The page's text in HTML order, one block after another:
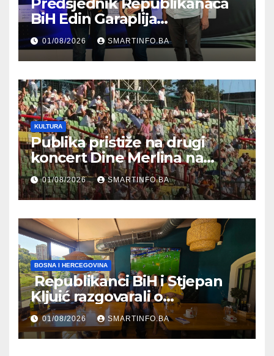
Predsjednik Republikanaca
BiH Edin Garaplija
prisustvovao prezentaciji
Federalnog sajma
zapošljavanja
01/08/2026 SMARTINFO.BA
KULTURA
Publika pristiže na drugi
koncert Dine Merlina na
Koševu
01/08/2026 SMARTINFO.BA
BOSNA I HERCEGOVINA
Republikanci BiH i Stjepan
Kljuić razgovarali o
evropskom putu Bosne i
Hercegovine
01/08/2026 SMARTINFO.BA